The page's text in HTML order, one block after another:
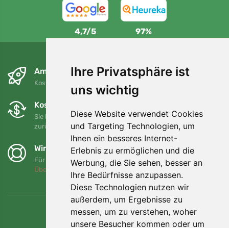
Ihre Privatsphäre ist
uns wichtig
Diese Website verwendet Cookies
und Targeting Technologien, um
Ihnen ein besseres Internet-
Erlebnis zu ermöglichen und die
Werbung, die Sie sehen, besser an
Ihre Bedürfnisse anzupassen.
Diese Technologien nutzen wir
außerdem, um Ergebnisse zu
messen, um zu verstehen, woher
unsere Besucher kommen oder um
4,7/5 97%
Am nächsten Tag und kostenlos
Kostenloser Versand für Bestellungen über 80 EUR
Kostenloser Umtausch und Rückgabe
Sie können Ihre Bestellung jederzeit innerhalb von 90 Tagen
zurückgeben oder umtauschen.
Wir unterstützen Trees.org
Für jede Bestellung pflanzen wir einen Baum! Mehr lesen
Über uns